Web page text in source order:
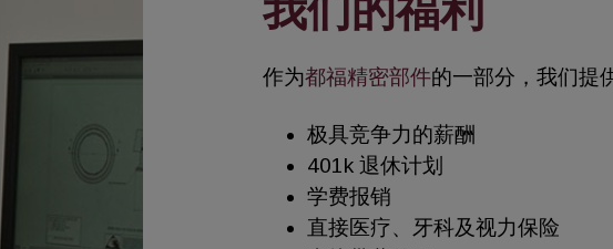
作为都福精密部件的一部分，我们提
极具竞争力的薪酬
401k 退休计划
学费报销
直接医疗、牙科及视力保险